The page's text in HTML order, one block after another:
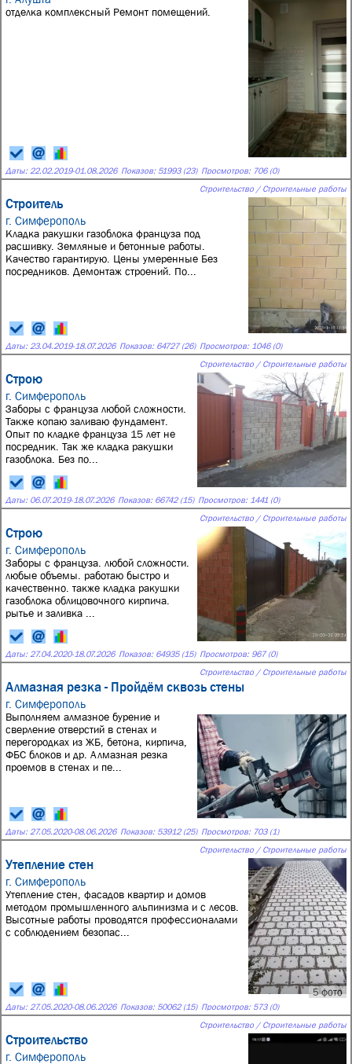
отделка комплексный Ремонт помещений.
Даты: 22.02.2019-01.08.2026 Показов: 51993 (23) Просмотров: 706 (0)
Строительство / Строительные работы
Строитель
г. Симферополь
Кладка ракушки газоблока француза под
расшивку. Земляные и бетонные работы.
Качество гарантирую. Цены умеренные Без
посредников. Демонтаж строений. По...
Даты: 23.04.2019-18.07.2026 Показов: 64727 (26) Просмотров: 1046 (0)
Строительство / Строительные работы
Строю
г. Симферополь
Заборы с француза любой сложности.
Также копаю заливаю фундамент.
Опыт по кладке француза 15 лет не
посредник. Так же кладка ракушки
газоблока. Без по...
Даты: 06.07.2019-18.07.2026 Показов: 66742 (15) Просмотров: 1441 (0)
Строительство / Строительные работы
Строю
г. Симферополь
Заборы с француза. любой сложности.
любые объемы. работаю быстро и
качественно. также кладка ракушки
газоблока облицовочного кирпича.
рытье и заливка ...
Даты: 27.04.2020-18.07.2026 Показов: 64935 (15) Просмотров: 967 (0)
Строительство / Строительные работы
Алмазная резка - Пройдём сквозь стены
г. Симферополь
Выполняем алмазное бурение и
сверление отверстий в стенах и
перегородках из ЖБ, бетона, кирпича,
ФБС блоков и др. Алмазная резка
проемов в стенах и пе...
Даты: 27.05.2020-08.06.2026 Показов: 53912 (25) Просмотров: 703 (1)
Строительство / Строительные работы
Утепление стен
г. Симферополь
5 фото
Утепление стен, фасадов квартир и домов
методом промышленного альпинизма и с лесов.
Высотные работы проводятся профессионалами
с соблюдением безопас...
Даты: 27.05.2020-08.06.2026 Показов: 50062 (15) Просмотров: 573 (0)
Строительство / Строительные работы
Строительство
г. Симферополь